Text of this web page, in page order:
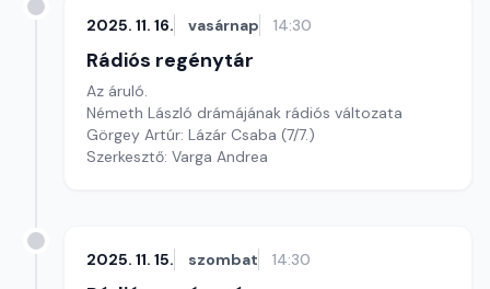
2025. 11. 16. vasárnap 14:30
Rádiós regénytár
Az áruló.
Németh László drámájának rádiós változata
Görgey Artúr: Lázár Csaba (7/7.)
Szerkesztő: Varga Andrea
2025. 11. 15. szombat 14:30